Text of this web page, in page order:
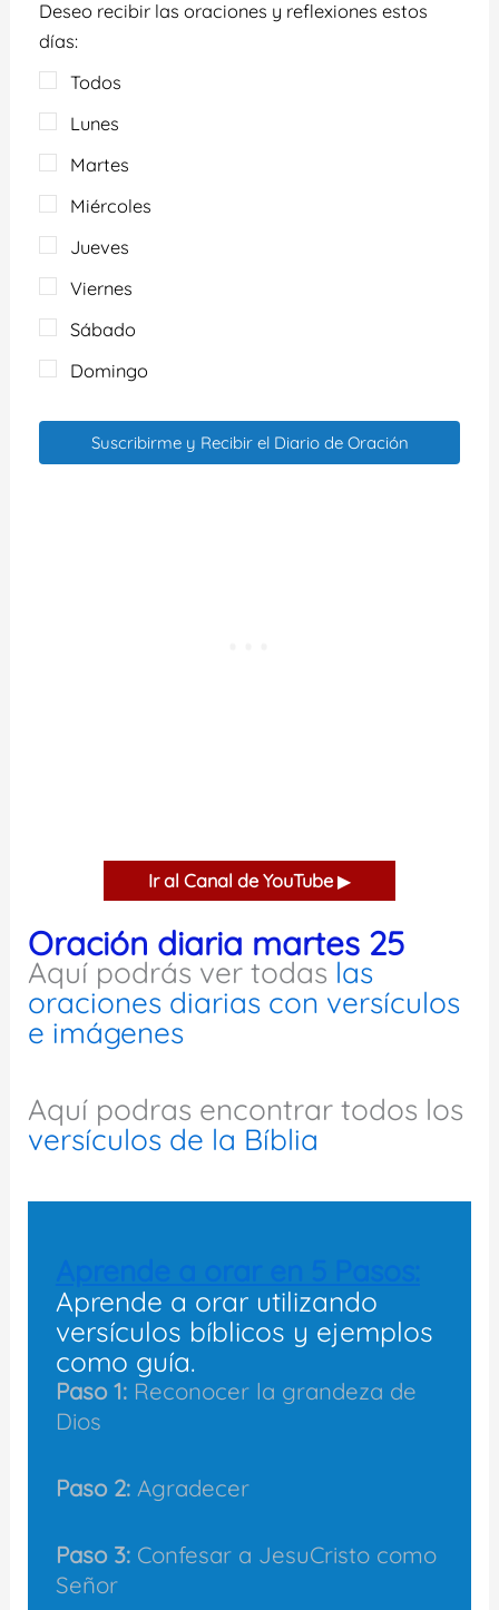
Deseo recibir las oraciones y reflexiones estos
días:
Todos
Lunes
Martes
Miércoles
Jueves
Viernes
Sábado
Domingo
Suscribirme y Recibir el Diario de Oración
Ir al Canal de YouTube ▶
Oración diaria martes 25
Aquí podrás ver todas las
oraciones diarias con versículos
e imágenes
Aquí podras encontrar todos los
versículos de la Bíblia
Aprende a orar utilizando
versículos bíblicos y ejemplos
como guía.
Paso 1:Reconocer la grandeza de
Dios
Paso 2:Agradecer
Paso 3: Confesar a JesuCristo como
Señor